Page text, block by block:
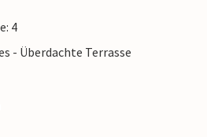
4
- Überdachte Terrasse